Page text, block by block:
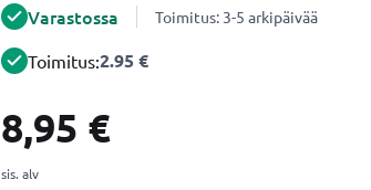
Varastossa Toimitus: 3-5 arkipäivää
Toimitus:2.95 €
8,95 €
sis. alv